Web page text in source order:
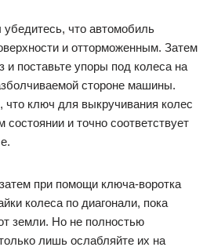
что автомобиль
и отторможенным. Затем
и поставьте упоры под колеса на
стороне машины.
что ключ для выкручивания колес
и точно соответствует
при помощи ключа-воротка
колеса по диагонали, пока
земли. Но не полностью
лишь ослабляйте их на